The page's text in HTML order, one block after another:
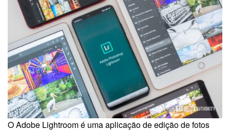
O Adobe Lightroom é uma aplicação de edição de fotos